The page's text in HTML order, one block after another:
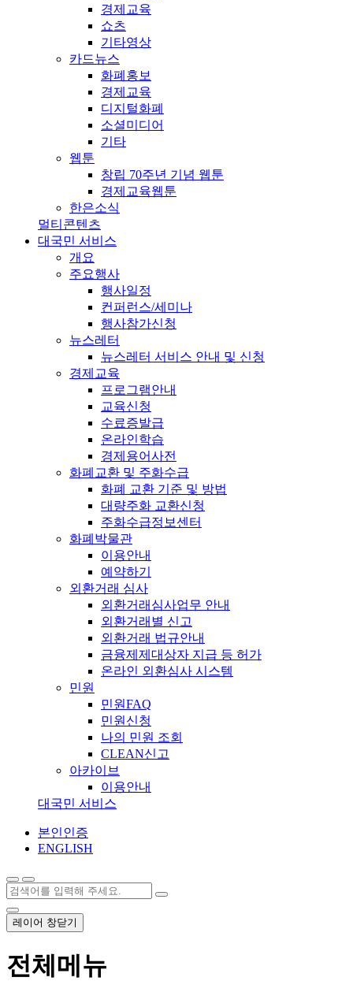
경제교육
쇼츠
기타영상
카드뉴스
화폐홍보
경제교육
디지털화폐
소셜미디어
기타
웹툰
창립 70주년 기념 웹툰
경제교육웹툰
한은소식
멀티콘텐츠
대국민 서비스
개요
주요행사
행사일정
컨퍼런스/세미나
행사참가신청
뉴스레터
뉴스레터 서비스 안내 및 신청
경제교육
프로그램안내
교육신청
수료증발급
온라인학습
경제용어사전
화폐교환 및 주화수급
화폐 교환 기준 및 방법
대량주화 교환신청
주화수급정보센터
화폐박물관
이용안내
예약하기
외환거래 심사
외환거래심사업무 안내
외환거래별 신고
외환거래 법규안내
금융제제대상자 지급 등 허가
온라인 외환심사 시스템
민원
민원FAQ
민원신청
나의 민원 조회
CLEAN신고
아카이브
이용안내
대국민 서비스
본인인증
ENGLISH
레이어 창닫기
전체메뉴